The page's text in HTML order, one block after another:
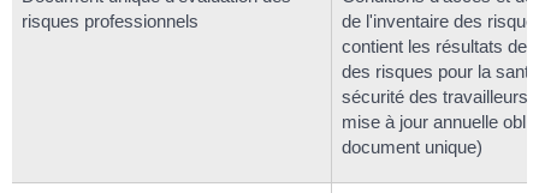
risques professionnels
de l'inventaire des
contient les résultats de
des risques pour la
sécurité des travailleurs
mise à jour annuelle
document unique)